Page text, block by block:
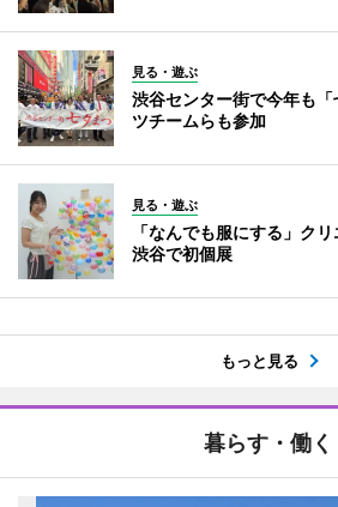
見る・遊ぶ
渋谷センター街で今年も
ツチームらも参加
見る・遊ぶ
「なんでも服にする」ク
渋谷で初個展
もっと見る
暮らす・働く